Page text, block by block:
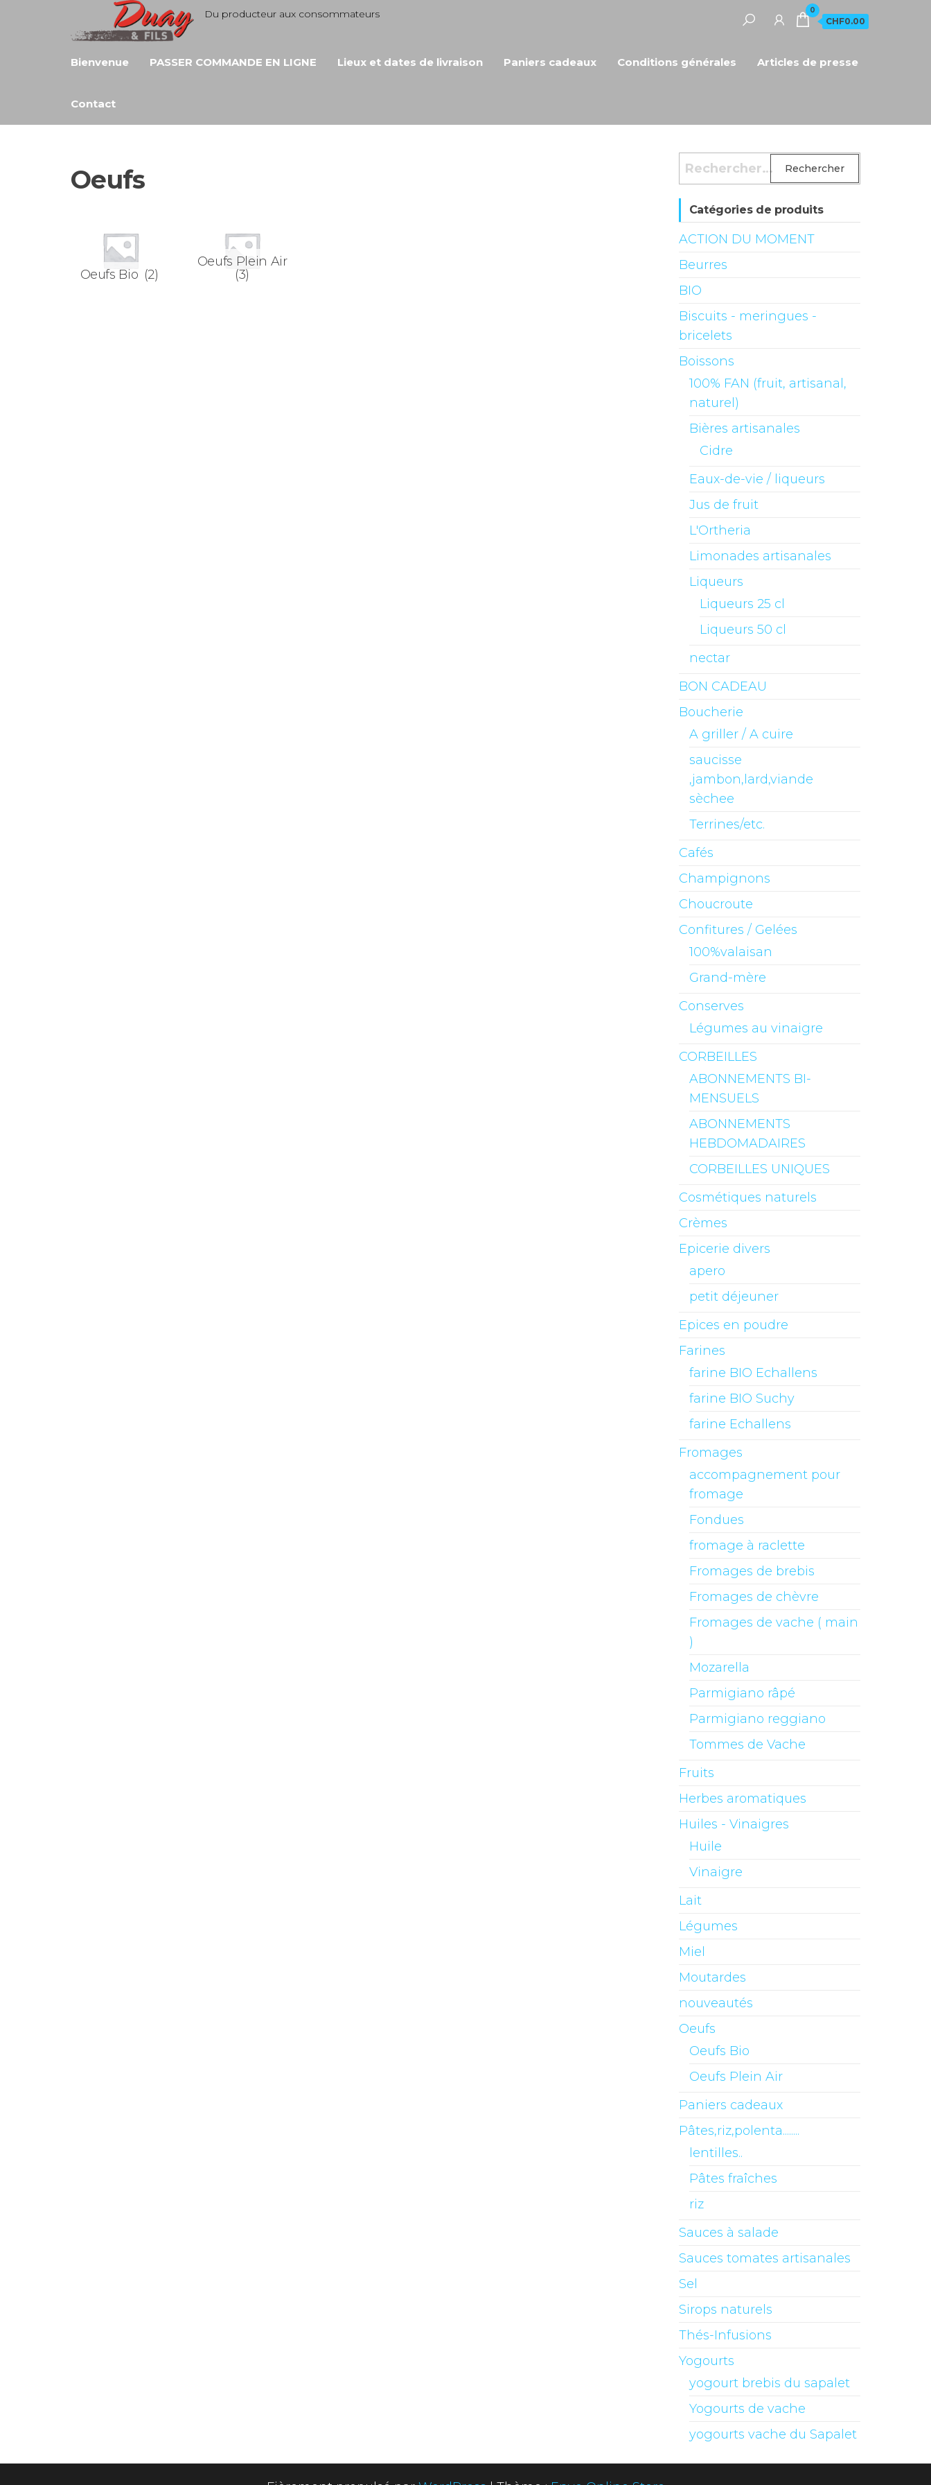
Du producteur aux consommateurs 0
CHF0.00
Bienvenue PASSER COMMANDE EN LIGNE Lieux et dates de livraison Paniers cadeaux Conditions générales Articles de presse
Contact
Oeufs
Oeufs Bio (2)
Oeufs Plein Air
(3)
Rechercher :
Catégories de produits
ACTION DU MOMENT
Beurres
BIO
Biscuits - meringues -
bricelets
Boissons
100% FAN (fruit, artisanal,
naturel)
Bières artisanales
Cidre
Eaux-de-vie / liqueurs
Jus de fruit
L'Ortheria
Limonades artisanales
Liqueurs
Liqueurs 25 cl
Liqueurs 50 cl
nectar
BON CADEAU
Boucherie
A griller / A cuire
saucisse
,jambon,lard,viande
sèchee
Terrines/etc.
Cafés
Champignons
Choucroute
Confitures / Gelées
100%valaisan
Grand-mère
Conserves
Légumes au vinaigre
CORBEILLES
ABONNEMENTS BI-
MENSUELS
ABONNEMENTS
HEBDOMADAIRES
CORBEILLES UNIQUES
Cosmétiques naturels
Crèmes
Epicerie divers
apero
petit déjeuner
Epices en poudre
Farines
farine BIO Echallens
farine BIO Suchy
farine Echallens
Fromages
accompagnement pour
fromage
Fondues
fromage à raclette
Fromages de brebis
Fromages de chèvre
Fromages de vache ( main
)
Mozarella
Parmigiano râpé
Parmigiano reggiano
Tommes de Vache
Fruits
Herbes aromatiques
Huiles - Vinaigres
Huile
Vinaigre
Lait
Légumes
Miel
Moutardes
nouveautés
Oeufs
Oeufs Bio
Oeufs Plein Air
Paniers cadeaux
Pâtes,riz,polenta........
lentilles..
Pâtes fraîches
riz
Sauces à salade
Sauces tomates artisanales
Sel
Sirops naturels
Thés-Infusions
Yogourts
yogourt brebis du sapalet
Yogourts de vache
yogourts vache du Sapalet